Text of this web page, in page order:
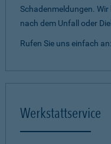
Schadenmeldungen.
nach dem Unfall oder
Rufen Sie uns einfach an:
Werkstattservice